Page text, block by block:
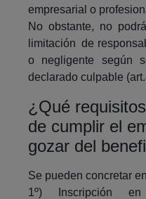
empresarial o
No obstante, no
limitación de
o negligente según
declarado culpable
¿Qué
de cumplir el
gozar del
Se pueden concretar
1º) Inscripción